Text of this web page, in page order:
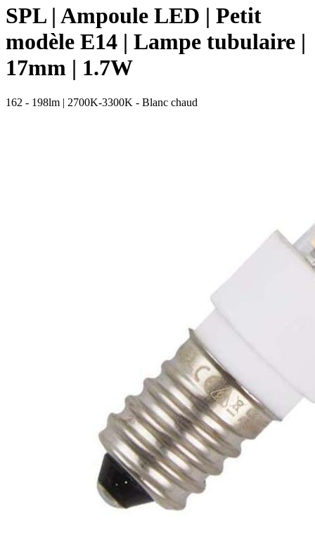
SPL | Ampoule LED | Petit
modèle E14 | Lampe tubulaire |
17mm | 1.7W
162 - 198lm | 2700K-3300K - Blanc chaud